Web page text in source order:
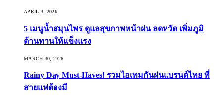
APRIL 3, 2026
5 เมนูน้ำสมุนไพร ดูแลสุขภาพหน้าฝน ลดหวัด เพิ่มภูมิ
ต้านทานให้แข็งแรง
MARCH 30, 2026
Rainy Day Must-Haves! รวมไอเทมกันฝนแบรนด์ไทย ที่
สายแฟต้องมี